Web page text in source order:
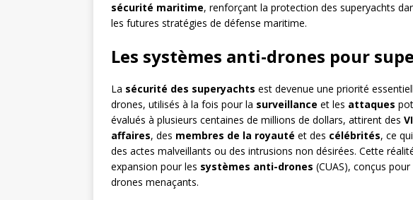
sécurité maritime, renforçant la protection des superyachts
les futures stratégies de défense maritime.
Les systèmes anti-drones pour
La sécurité des superyachts est devenue une priorité
drones, utilisés à la fois pour la surveillance et les attaques
évalués à plusieurs centaines de millions de dollars, attirent des
affaires, des membres de la royauté et des célébrités, ce
des actes malveillants ou des intrusions non désirées. Cette
expansion pour les systèmes anti-drones (CUAS), conçus
drones menaçants.